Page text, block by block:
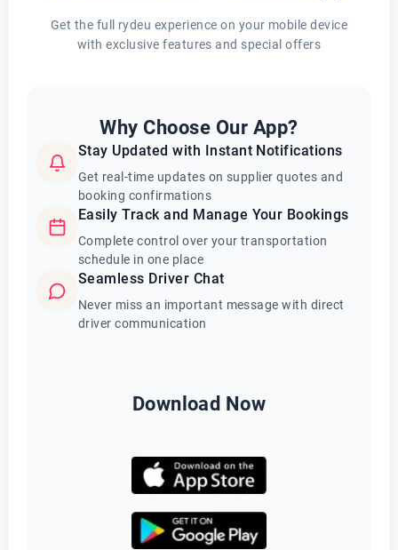
Get the full rydeu experience on your mobile device
with exclusive features and special offers
Why Choose Our App?
Stay Updated with Instant Notifications
Get real-time updates on supplier quotes and
booking confirmations
Easily Track and Manage Your Bookings
Complete control over your transportation
schedule in one place
Seamless Driver Chat
Never miss an important message with direct
driver communication
Download Now